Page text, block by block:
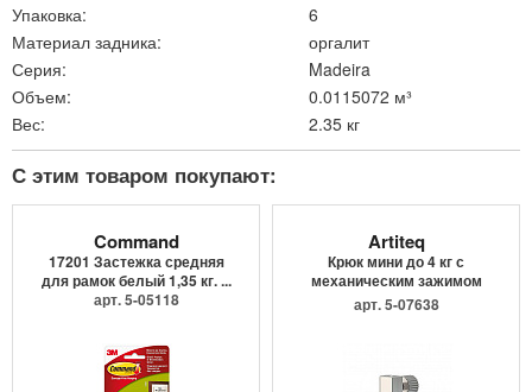
Упаковка:
6
Материал задника:
оргалит
Серия:
Madeira
Объем:
0.0115072 м³
Вес:
2.35 кг
С этим товаром покупают:
Command
17201 Застежка средняя
для рамок белый 1,35 кг. ...
арт. 5-05118
Artiteq
Крюк мини до 4 кг с
механическим зажимом
9.4205
арт. 5-07638